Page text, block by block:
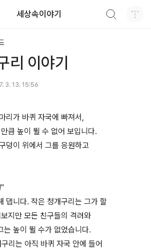
세상속이야기
리 이야기
3. 13. 15:56
리가 바퀴 자국에 빠져서,
큼 높이 뛸 수 없어 보입니다.
덩이 위에서 그를 응원하고
댑니다. 작은 청개구리는 그가 할
지만 모든 친구들의 격려와
는 높이 뛸 수가 없었습니다.
리는 아직 바퀴 자국 안에 들어